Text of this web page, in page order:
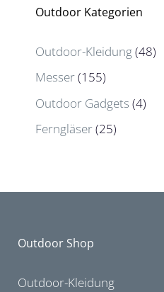
Outdoor Kategorien
Outdoor-Kleidung(48)
Messer(155)
Outdoor Gadgets (4)
Ferngläser(25)
Outdoor Shop
Outdoor-Kleidung